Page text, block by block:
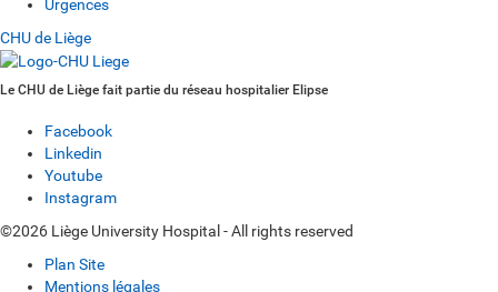
Urgences
CHU de Liège
Le CHU de Liège fait partie du réseau hospitalier Elipse
Facebook
Linkedin
Youtube
Instagram
©2026 Liège University Hospital - All rights reserved
Plan Site
Mentions légales